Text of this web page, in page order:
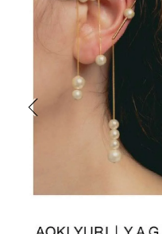
Spiral Nail Salon 青山
Spiral Nail Salon NEWoMan
⾼輪
naila 横浜ランドマーク
Spiral Rendezvous